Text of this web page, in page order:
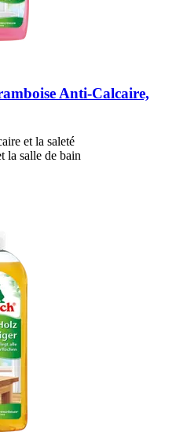
Anti-​Calcaire,
et la saleté
la salle de bain